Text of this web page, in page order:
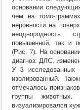
основании
чем на томо-
неровности на
неоднородность
повышенной, так и
(Рис. 7). На
диагноз: ДЛС,
У 3
изолированный.
отмечалось
группы
визуализировался